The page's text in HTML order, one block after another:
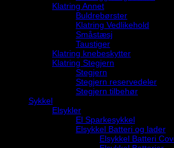
Klatring Annet
Buldrebørster
Klatring Vedlikehold
Småstæsj
Taustiger
Klatring knebeskytter
Klatring Stegjern
Stegjern
Stegjern reservedeler
Stegjern tilbehør
Sykkel
Elsykler
El Sparkesykkel
Elsykkel Batteri og lader
Elsykkel Batteri